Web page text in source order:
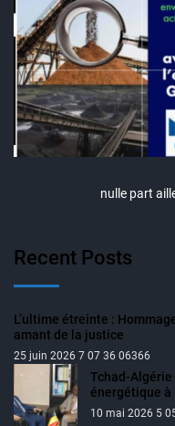
nulle part
Recent Posts
L’ultime étreinte :
amant de la justice
25 juin 2026 7 07 36 06366
Tchad-Algérie
énergétique à
10 mai 2026 5